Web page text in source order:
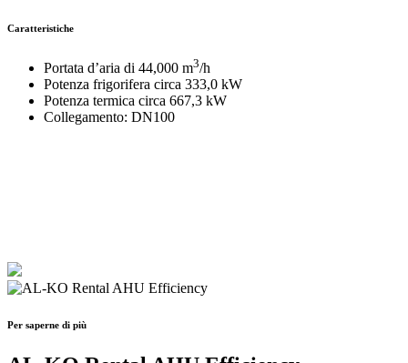
Caratteristiche
Portata d’aria di 44,000 m3/h
Potenza frigorifera circa 333,0 kW
Potenza termica circa 667,3 kW
Collegamento: DN100
Per saperne di più